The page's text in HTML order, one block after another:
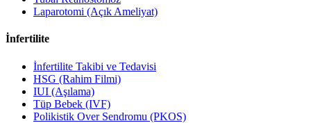
Laparotomi (Açık Ameliyat)
İnfertilite
İnfertilite Takibi ve Tedavisi
HSG (Rahim Filmi)
IUI (Aşılama)
Tüp Bebek (IVF)
Polikistik Over Sendromu (PKOS)